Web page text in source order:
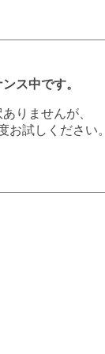
ス中です。
りませんが、
お試しください。